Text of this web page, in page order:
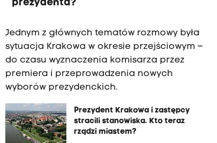
prezydenta?
Jednym z głównych tematów rozmowy była
sytuacja Krakowa w okresie przejściowym –
do czasu wyznaczenia komisarza przez
premiera i przeprowadzenia nowych
wyborów prezydenckich.
Prezydent Krakowa i zastępcy
stracili stanowiska. Kto teraz
rządzi miastem?